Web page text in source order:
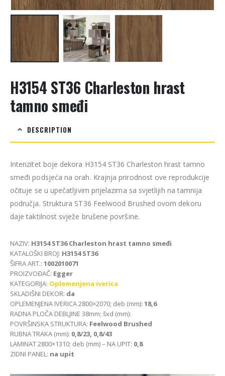
H3154 ST36 Charleston hrast
tamno smeđi
DESCRIPTION
Intenzitet boje dekora H3154 ST36 Charleston hrast tamno
smeđi podsjeća na orah. Krajnja prirodnost ove reprodukcije
očituje se u upečatljivim prijelazima sa svjetlijih na tamnija
područja. Struktura ST36 Feelwood Brushed ovom dekoru
daje taktilnost svježe brušene površine.
NAZIV: H3154 ST36 Charleston hrast tamno smeđi
KATALOŠKI BROJ: H3154 ST36
ŠIFRA ART.: 1002010071
PROIZVOĐAČ: Egger
KATEGORIJA: Oplemenjena iverica
SKLADIŠNI DEKOR: da
OPLEMENJENA IVERICA 2800×2070; deb (mm): 18,6
RADNA PLOČA DEBLJINE 38mm; šxd (mm):
POVRŠINSKA STRUKTURA: Feelwood Brushed
RUBNA TRAKA (mm): 0,8/23, 0,8/43
LAMINAT 2800×1310; deb (mm) – NA UPIT: 0,8
ZIDNI PANEL: na upit